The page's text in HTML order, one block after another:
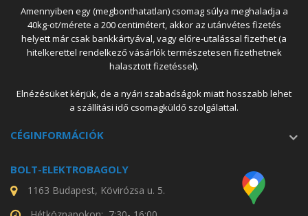
Amennyiben egy (megbonthatatlan) csomag súlya meghaladja a
40kg-ot/mérete a 200 centimétert, akkor az utánvétes fizetés
helyett már csak bankkártyával, vagy előre-utalással fizethet (a
hitelkerettel rendelkező vásárlók természetesen fizethetnek
halasztott fizetéssel).
Elnézésüket kérjük, de a nyári szabadságok miatt hosszabb lehet
a szállítási idő csomagküldő szolgálattal.
CÉGINFORMÁCIÓK
BOLT-ELEKTROBAGOLY
1163 Budapest, Kövirózsa u. 5.